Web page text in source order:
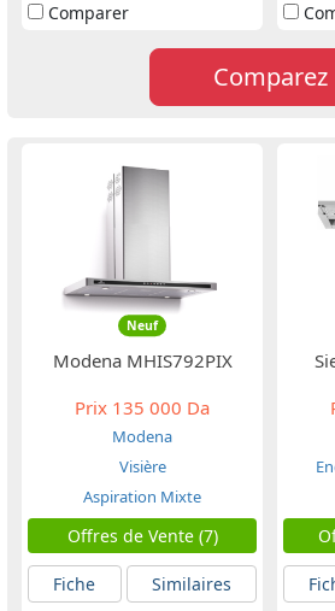
Comparer
Comparez
Neuf
Modena MHIS792PIX
Prix 135 000 Da
Modena
Visière
Aspiration Mixte
Offres de Vente (7)
Fiche
Similaires